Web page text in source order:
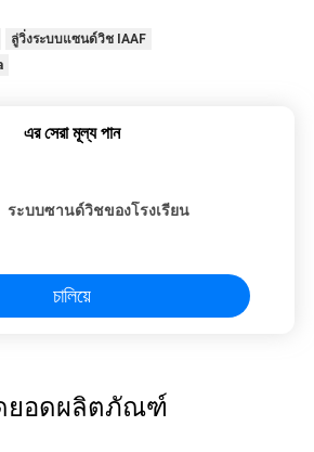
ลู่วิ่งระบบแซนด์วิช IAAF
এর সেরা মূল্য পান
ระบบซานด์วิชของโรงเรียน
চালিয়ে
ยอดผลิตภัณฑ์